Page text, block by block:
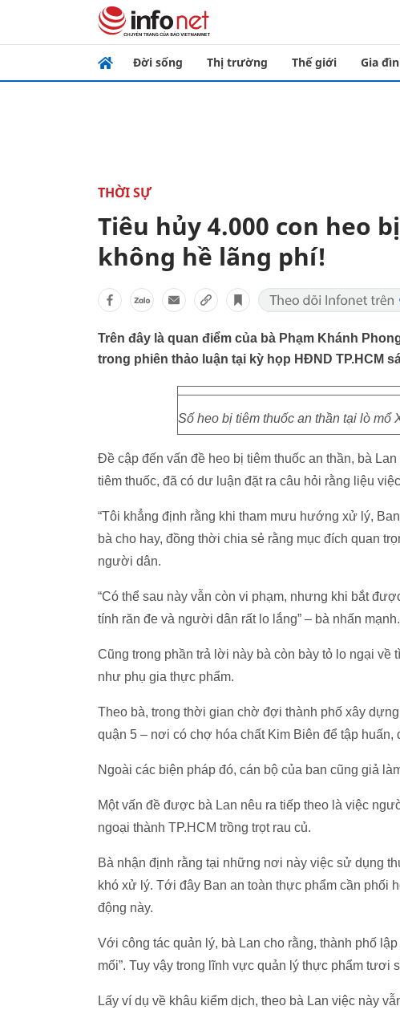
Đời sống Thị trường Thế giới Gia
THỜI SỰ
Tiêu hủy 4.000 con heo
không hề lãng phí!
Trên đây là quan điểm của bà Phạm Khánh
trong phiên thảo luận tại kỳ họp HĐND TP.HCM
Số heo bị tiêm thuốc an thần tại lò mổ
Đề cập đến vấn đề heo bị tiêm thuốc an thần, bà
tiêm thuốc, đã có dư luận đặt ra câu hỏi rằng liệu
“Tôi khẳng định rằng khi tham mưu hướng xử lý,
bà cho hay, đồng thời chia sẻ rằng mục đích quan
người dân.
“Có thể sau này vẫn còn vi phạm, nhưng khi bắt
tính răn đe và người dân rất lo lắng” – bà nhấn mạnh.
Cũng trong phần trả lời này bà còn bày tỏ lo ngại
như phụ gia thực phẩm.
Theo bà, trong thời gian chờ đợi thành phố xây
quận 5 – nơi có chợ hóa chất Kim Biên để tập huấn,
Ngoài các biện pháp đó, cán bộ của ban cũng giả
Một vấn đề được bà Lan nêu ra tiếp theo là việc
ngoại thành TP.HCM trồng trọt rau củ.
Bà nhận định rằng tại những nơi này việc sử dụng
khó xử lý. Tới đây Ban an toàn thực phẩm cần
động này.
Với công tác quản lý, bà Lan cho rằng, thành phố
mối”. Tuy vậy trong lĩnh vực quản lý thực phẩm tươi
Lấy ví dụ về khâu kiểm dịch, theo bà Lan việc này